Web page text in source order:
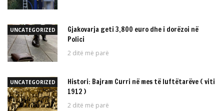
UNCATEGORIZED
Gjakovarja geti 3,800 euro dhe i dorëzoi në
Polici
2 ditë më parë
UNCATEGORIZED
Histori: Bajram Curri në mes të luftëtarëve ( viti
1912 )
2 ditë më parë